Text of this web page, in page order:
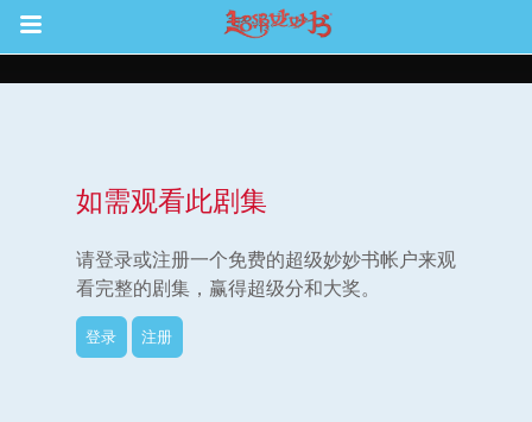
Return to Content
如需观看此剧集
请登录或注册一个免费的超级妙妙书帐户来观
看完整的剧集，赢得超级分和大奖。
登录 注册